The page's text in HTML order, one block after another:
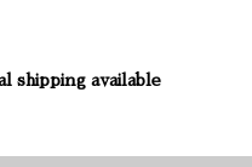
shipping available